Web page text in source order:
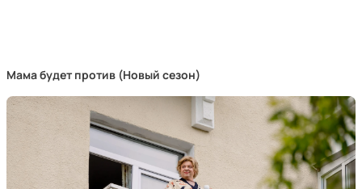
Мама будет против (Новый сезон)